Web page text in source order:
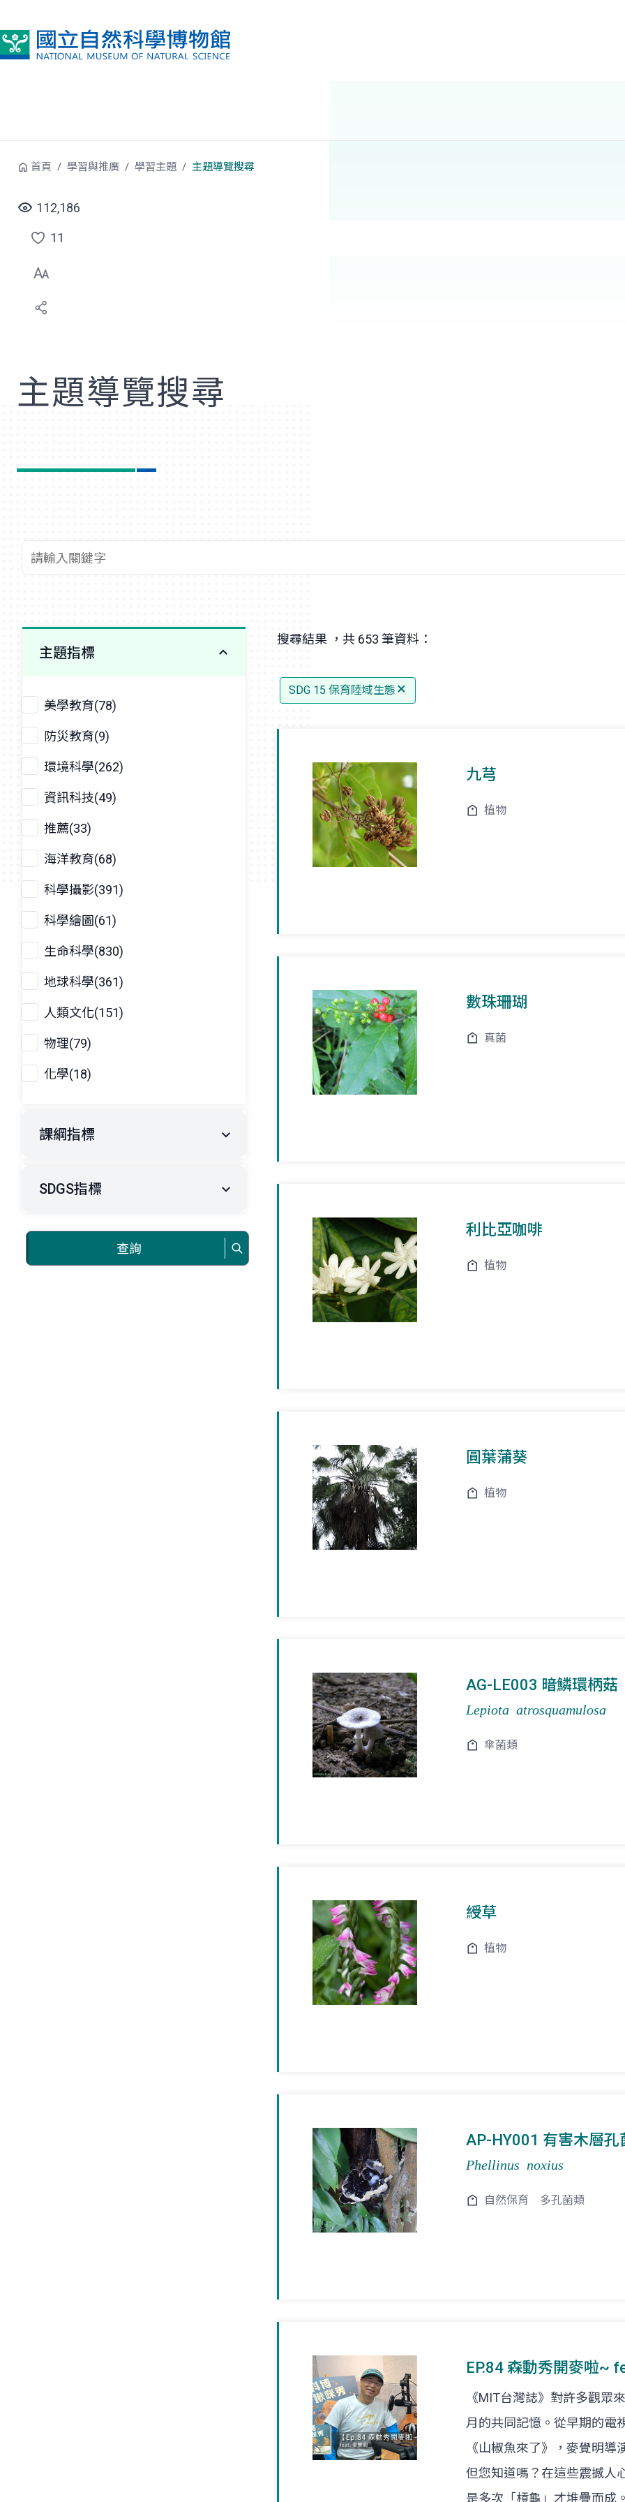
首頁 學習與推廣 學習主題 主題導覽搜尋
112,186
點
選
喜
11
主題導覽搜尋
查詢關鍵字
主題指標
美學教育(78)
防災教育(9)
環境科學(262)
資訊科技(49)
推薦(33)
海洋教育(68)
科學攝影(391)
科學繪圖(61)
生命科學(830)
地球科學(361)
人類文化(151)
物理(79)
化學(18)
課綱指標
SDGS指標
查詢
搜尋結果 ，共 653 筆資料：
SDG 15 保育陸域生態
九芎
植物
數珠珊瑚
真菌
利比亞咖啡
植物
圓葉蒲葵
植物
AG-LE003 暗鱗環柄菇
Lepiota atrosquamulosa
傘菌類
綬草
植物
AP-HY001 有害木層孔
Phellinus noxius
自然保育 多孔菌類
EP.84 森動秀開麥啦~
《MIT台灣誌》對許多觀眾
月的共同記憶。從早期的電
《山椒魚來了》，麥覺明
但您知道嗎？在這些震撼人
是多次「槓龜」才堆疊而成